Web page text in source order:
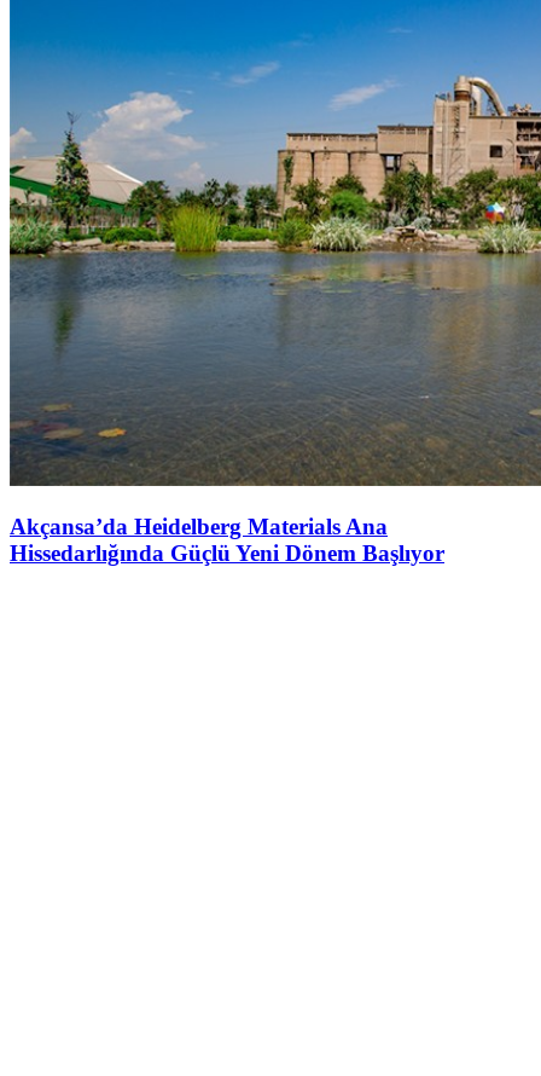
Akçansa’da Heidelberg Materials Ana
Hissedarlığında Güçlü Yeni Dönem Başlıyor